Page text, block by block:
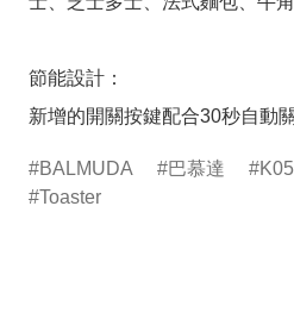
節能設計：
新增的開關按鍵配合30秒自動
BALMUDA 巴慕達
Toaster